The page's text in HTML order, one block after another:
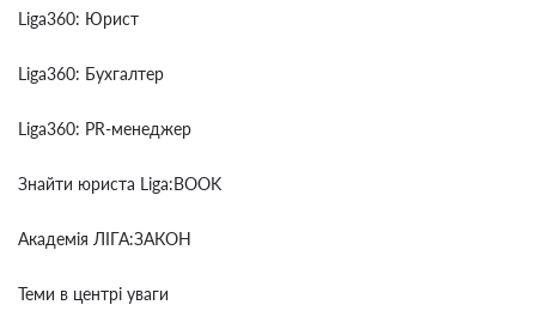
Liga360: Юрист
Liga360: Бухгалтер
Liga360: PR-менеджер
Знайти юриста Liga:BOOK
Академія ЛІГА:ЗАКОН
Теми в центрі уваги